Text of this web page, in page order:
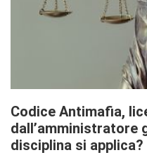
Codice Antimafia,
dall’amministratore
disciplina si applica?